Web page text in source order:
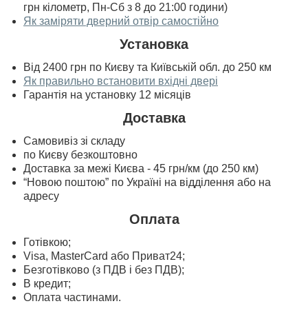
грн кілометр, Пн-Сб з 8 до 21:00 години)
Як заміряти дверний отвір самостійно
Установка
Від 2400 грн по Києву та Київській обл. до 250 км
Як правильно встановити вхідні двері
Гарантія на установку 12 місяців
Доставка
Самовивіз зі складу
по Києву безкоштовно
Доставка за межі Києва - 45 грн/км (до 250 км)
“Новою поштою” по Україні на відділення або на
адресу
Оплата
Готівкою;
Visa, MasterСard або Приват24;
Безготівково (з ПДВ і без ПДВ);
В кредит;
Оплата частинами.